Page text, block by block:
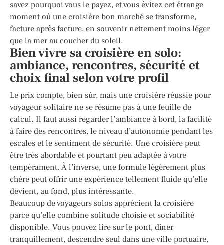
savez pourquoi vous le payez, et vous évitez cet étrange
moment où une croisière bon marché se transforme,
facture après facture, en souvenir nettement moins léger
que la mer au coucher du soleil.
Bien vivre sa croisière en solo:
ambiance, rencontres, sécurité et
choix final selon votre profil
Le prix compte, bien sûr, mais une croisière réussie pour
voyageur solitaire ne se résume pas à une feuille de
calcul. Il faut aussi regarder l’ambiance à bord, la facilité
à faire des rencontres, le niveau d’autonomie pendant les
escales et le sentiment de sécurité. Une croisière peut
être très abordable et pourtant peu adaptée à votre
tempérament. À l’inverse, une formule légèrement plus
chère peut offrir une expérience tellement fluide qu’elle
devient, au fond, plus intéressante.
Beaucoup de voyageurs solos apprécient la croisière
parce qu’elle combine solitude choisie et sociabilité
disponible. Vous pouvez lire sur le pont, dîner
tranquillement, descendre seul dans une ville portuaire,